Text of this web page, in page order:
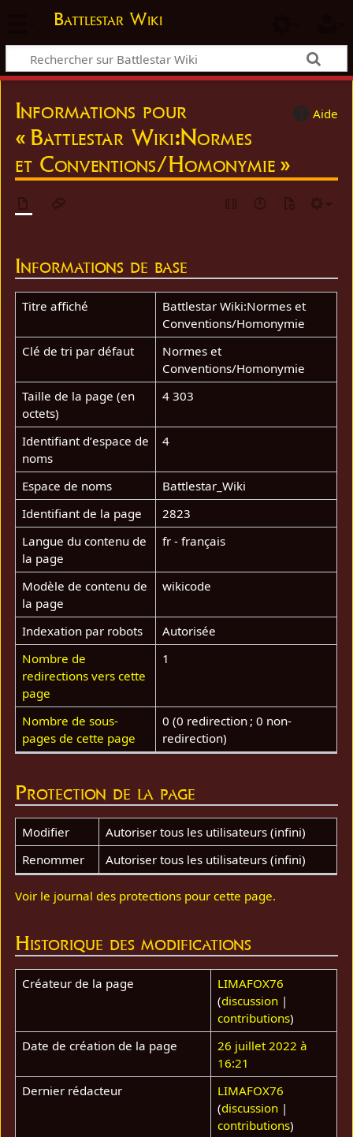
Battlestar Wiki
Aide
Informations pour
« Battlestar Wiki:Normes
et Conventions/Homonymie »
Informations de base
Titre affiché
Battlestar Wiki:Normes et
Conventions/Homonymie
Clé de tri par défaut
Normes et
Conventions/Homonymie
Taille de la page (en
octets)
4 303
Identifiant dʼespace de
noms
4
Espace de noms
Battlestar_Wiki
Identifiant de la page
2823
Langue du contenu de
la page
fr - français
Modèle de contenu de
la page
wikicode
Indexation par robots
Autorisée
Nombre de
redirections vers cette
page
1
Nombre de sous-
pages de cette page
0 (0 redirection ; 0 non-
redirection)
Protection de la page
Modifier
Autoriser tous les utilisateurs (infini)
Renommer
Autoriser tous les utilisateurs (infini)
Voir le journal des protections pour cette page.
Historique des modifications
Créateur de la page
LIMAFOX76
(discussion|
contributions)
Date de création de la page
26 juillet 2022 à
16:21
Dernier rédacteur
LIMAFOX76
(discussion|
contributions)